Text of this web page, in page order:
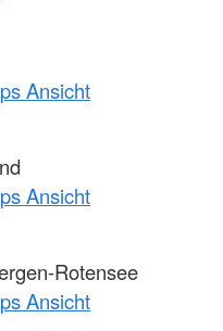
Ansicht
Ansicht
Rotensee
Ansicht